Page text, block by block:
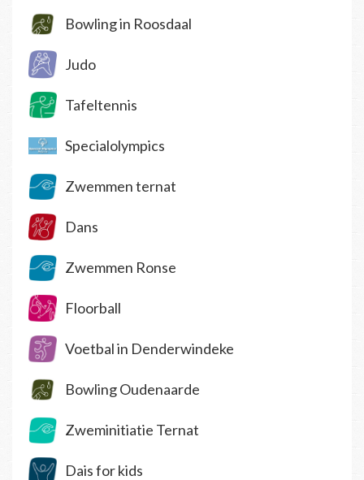
Bowling in Roosdaal
Judo
Tafeltennis
Specialolympics
Zwemmen ternat
Dans
Zwemmen Ronse
Floorball
Voetbal in Denderwindeke
Bowling Oudenaarde
Zweminitiatie Ternat
Dais for kids